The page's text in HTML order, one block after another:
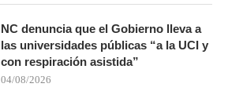
NC denuncia que el Gobierno lleva a
las universidades públicas “a la UCI y
con respiración asistida”
04/08/2026